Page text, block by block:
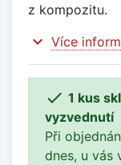
z kompozitu.
expand_more Více
 1 kus
vyzvednutí
Při
dnes, u vás